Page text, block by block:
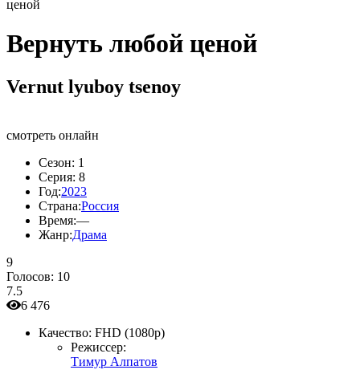
ценой
Вернуть любой ценой
Vernut lyuboy tsenoy
смотреть онлайн
Сезон: 1
Серия: 8
Год:2023
Страна:Россия
Время:—
Жанр:Драма
9
Голосов: 10
7.5
6 476
Качество: FHD (1080p)
Режиссер:
Тимур Алпатов